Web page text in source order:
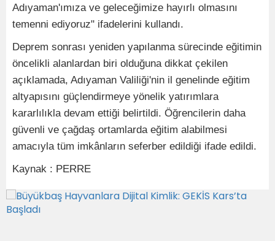
Adıyaman'ımıza ve geleceğimize hayırlı olmasını
temenni ediyoruz" ifadelerini kullandı.
Deprem sonrası yeniden yapılanma sürecinde eğitimin
öncelikli alanlardan biri olduğuna dikkat çekilen
açıklamada, Adıyaman Valiliği'nin il genelinde eğitim
altyapısını güçlendirmeye yönelik yatırımlara
kararlılıkla devam ettiği belirtildi. Öğrencilerin daha
güvenli ve çağdaş ortamlarda eğitim alabilmesi
amacıyla tüm imkânların seferber edildiği ifade edildi.
Kaynak : PERRE